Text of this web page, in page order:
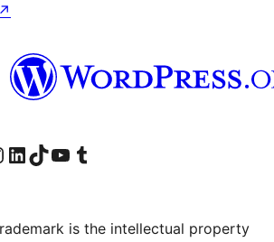
↗
MastodoncieFacebooka
nasze konto na Instagramie
Odwiedź nasze konto na LinkedIn
Odwiedź naszego TikToka
Odwiedź nasz kanał YouTube
Odwiedź naszego Tumblra
is the intellectual property